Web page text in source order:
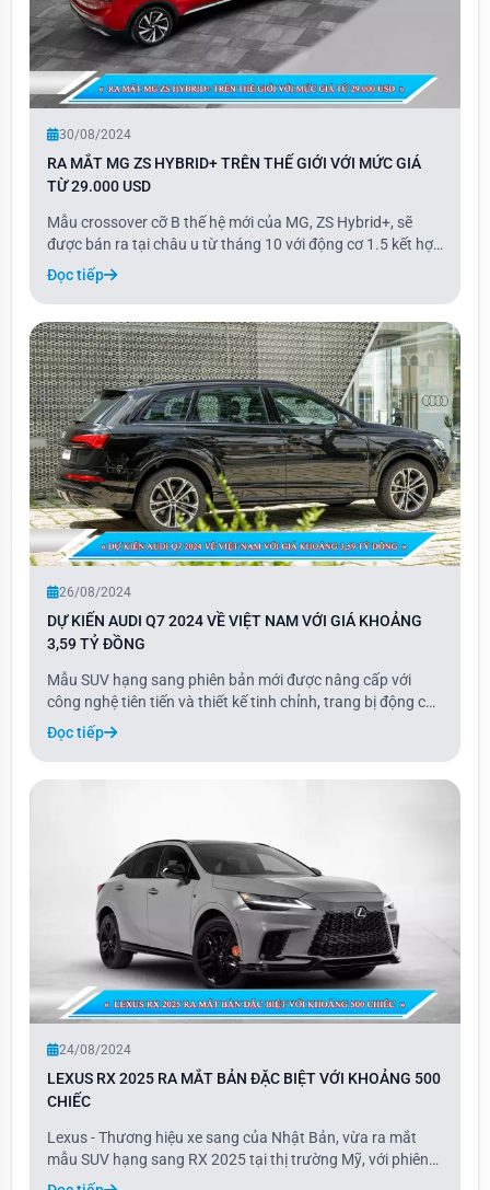
30/08/2024
RA MẮT MG ZS HYBRID+ TRÊN THẾ GIỚI VỚI MỨC GIÁ
TỪ 29.000 USD
Mẫu crossover cỡ B thế hệ mới của MG, ZS Hybrid+, sẽ
được bán ra tại châu u từ tháng 10 với động cơ 1.5 kết hợp
môtơ điện. ZS, thuộc thương hiệu xe hơi Anh quốc của tập
đoàn SAIC Trung Quốc, là mẫu gầm cao cỡ B bán chạy thứ
hai của MG Motor.
Đọc tiếp
26/08/2024
DỰ KIẾN AUDI Q7 2024 VỀ VIỆT NAM VỚI GIÁ KHOẢNG
3,59 TỶ ĐỒNG
Mẫu SUV hạng sang phiên bản mới được nâng cấp với
công nghệ tiên tiến và thiết kế tinh chỉnh, trang bị động cơ
2.0 tăng áp. Ra mắt thế giới vào cuối tháng 1, Q7 2024 đã
có mặt tại Việt Nam sau 7 tháng, với hai phiên bản: tiêu
chuẩn và S Line. Là phiên bản
Đọc tiếp
24/08/2024
LEXUS RX 2025 RA MẮT BẢN ĐẶC BIỆT VỚI KHOẢNG 500
CHIẾC
Lexus - Thương hiệu xe sang của Nhật Bản, vừa ra mắt
mẫu SUV hạng sang RX 2025 tại thị trường Mỹ, với phiên
bản đặc biệt Black Line Special Edition mới. Phiên bản này